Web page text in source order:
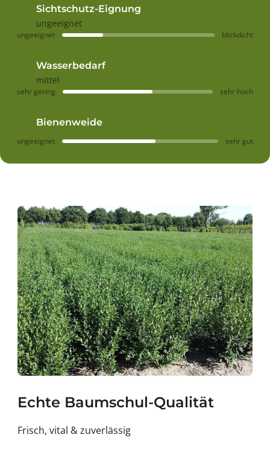
Sichtschutz-Eignung
ungeeignet
ungeeignet blickdicht
Wasserbedarf
mittel
sehr gering sehr hoch
Bienenweide
ungeeignet sehr gut
Echte Baumschul-Qualität
Frisch, vital & zuverlässig